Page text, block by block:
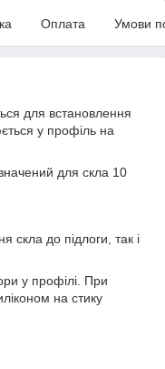
Оплата Умови
для встановлення
у профіль на
для скла 10
скла до підлоги, так і
у профілі. При
на стику